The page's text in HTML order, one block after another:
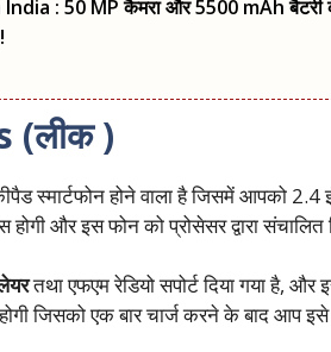
: 50 MP कैमरा और 5500 mAh बैटरी
(लीक )
स्मार्टफोन होने वाला है जिसमें आपको 2.4
और इस फोन को प्रोसेसर द्वारा संचालित
तथा एफएम रेडियो सपोर्ट दिया गया है,
जिसको एक बार चार्ज करने के बाद आप